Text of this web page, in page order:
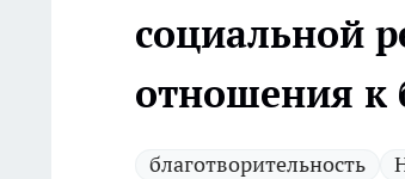
социальной
отношения
благотворительность